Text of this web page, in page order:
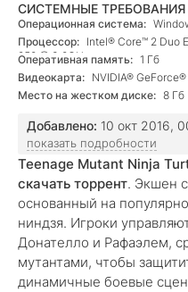
СИСТЕМНЫЕ ТРЕБОВАНИЯ
Операционная система:
Процессор: Intel® Core™ 2 Duo
250 @ 3.0GHz
Оперативная память: 1 Гб
Видеокарта: NVIDIA®
лучше.
Место на жестком диске: 8 Гб
Добавлено: 10 окт 2016,
показать подробности
Teenage Mutant Ninja
скачать торрент. Экшен
основанный на
ниндзя. Игроки
Донателло и Рафаэлем,
мутантами, чтобы
динамичные боевые